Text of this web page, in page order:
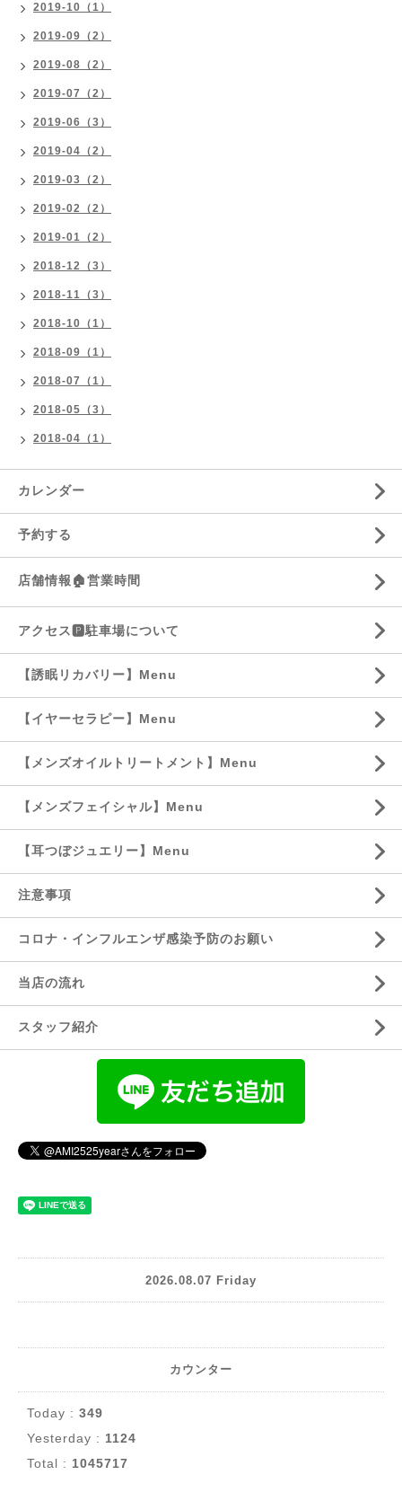
2019-10（1）
2019-09（2）
2019-08（2）
2019-07（2）
2019-06（3）
2019-04（2）
2019-03（2）
2019-02（2）
2019-01（2）
2018-12（3）
2018-11（3）
2018-10（1）
2018-09（1）
2018-07（1）
2018-05（3）
2018-04（1）
カレンダー
予約する
店舗情報🏠営業時間
アクセス🅿️駐車場について
【誘眠リカバリー】Menu
【イヤーセラピー】Menu
【メンズオイルトリートメント】Menu
【メンズフェイシャル】Menu
【耳つぼジュエリー】Menu
注意事項
コロナ・インフルエンザ感染予防のお願い
当店の流れ
スタッフ紹介
2026.08.07 Friday
カウンター
Today : 349
Yesterday : 1124
Total : 1045717